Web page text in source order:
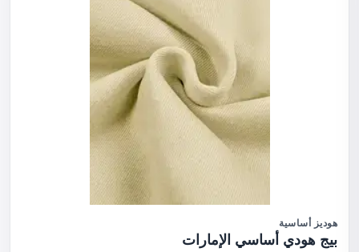
هوديز أساسية
بيج هودي أساسي الإمارات